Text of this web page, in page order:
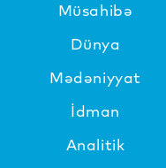
Müsahibə
Dünya
Mədəniyyat
İdman
Analitik